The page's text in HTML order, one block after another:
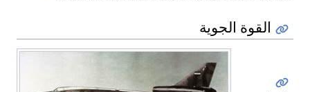
القوة الجوية